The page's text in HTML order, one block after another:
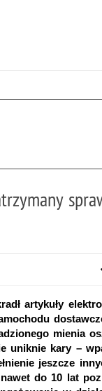
artykuły
mienia
uniknie kary –
jeszcze
do 10 lat